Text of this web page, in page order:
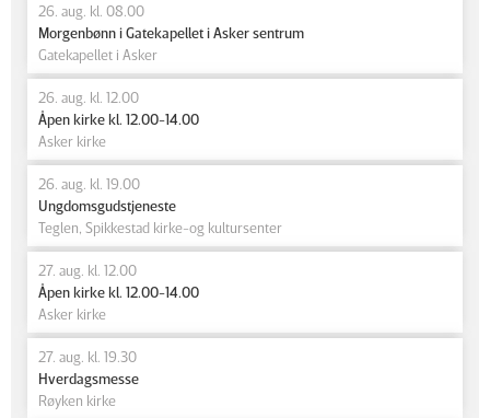
26. aug. kl. 08.00
Morgenbønn i Gatekapellet i Asker sentrum
Gatekapellet i Asker
26. aug. kl. 12.00
Åpen kirke kl. 12.00-14.00
Asker kirke
26. aug. kl. 19.00
Ungdomsgudstjeneste
Teglen, Spikkestad kirke-og kultursenter
27. aug. kl. 12.00
Åpen kirke kl. 12.00-14.00
Asker kirke
27. aug. kl. 19.30
Hverdagsmesse
Røyken kirke